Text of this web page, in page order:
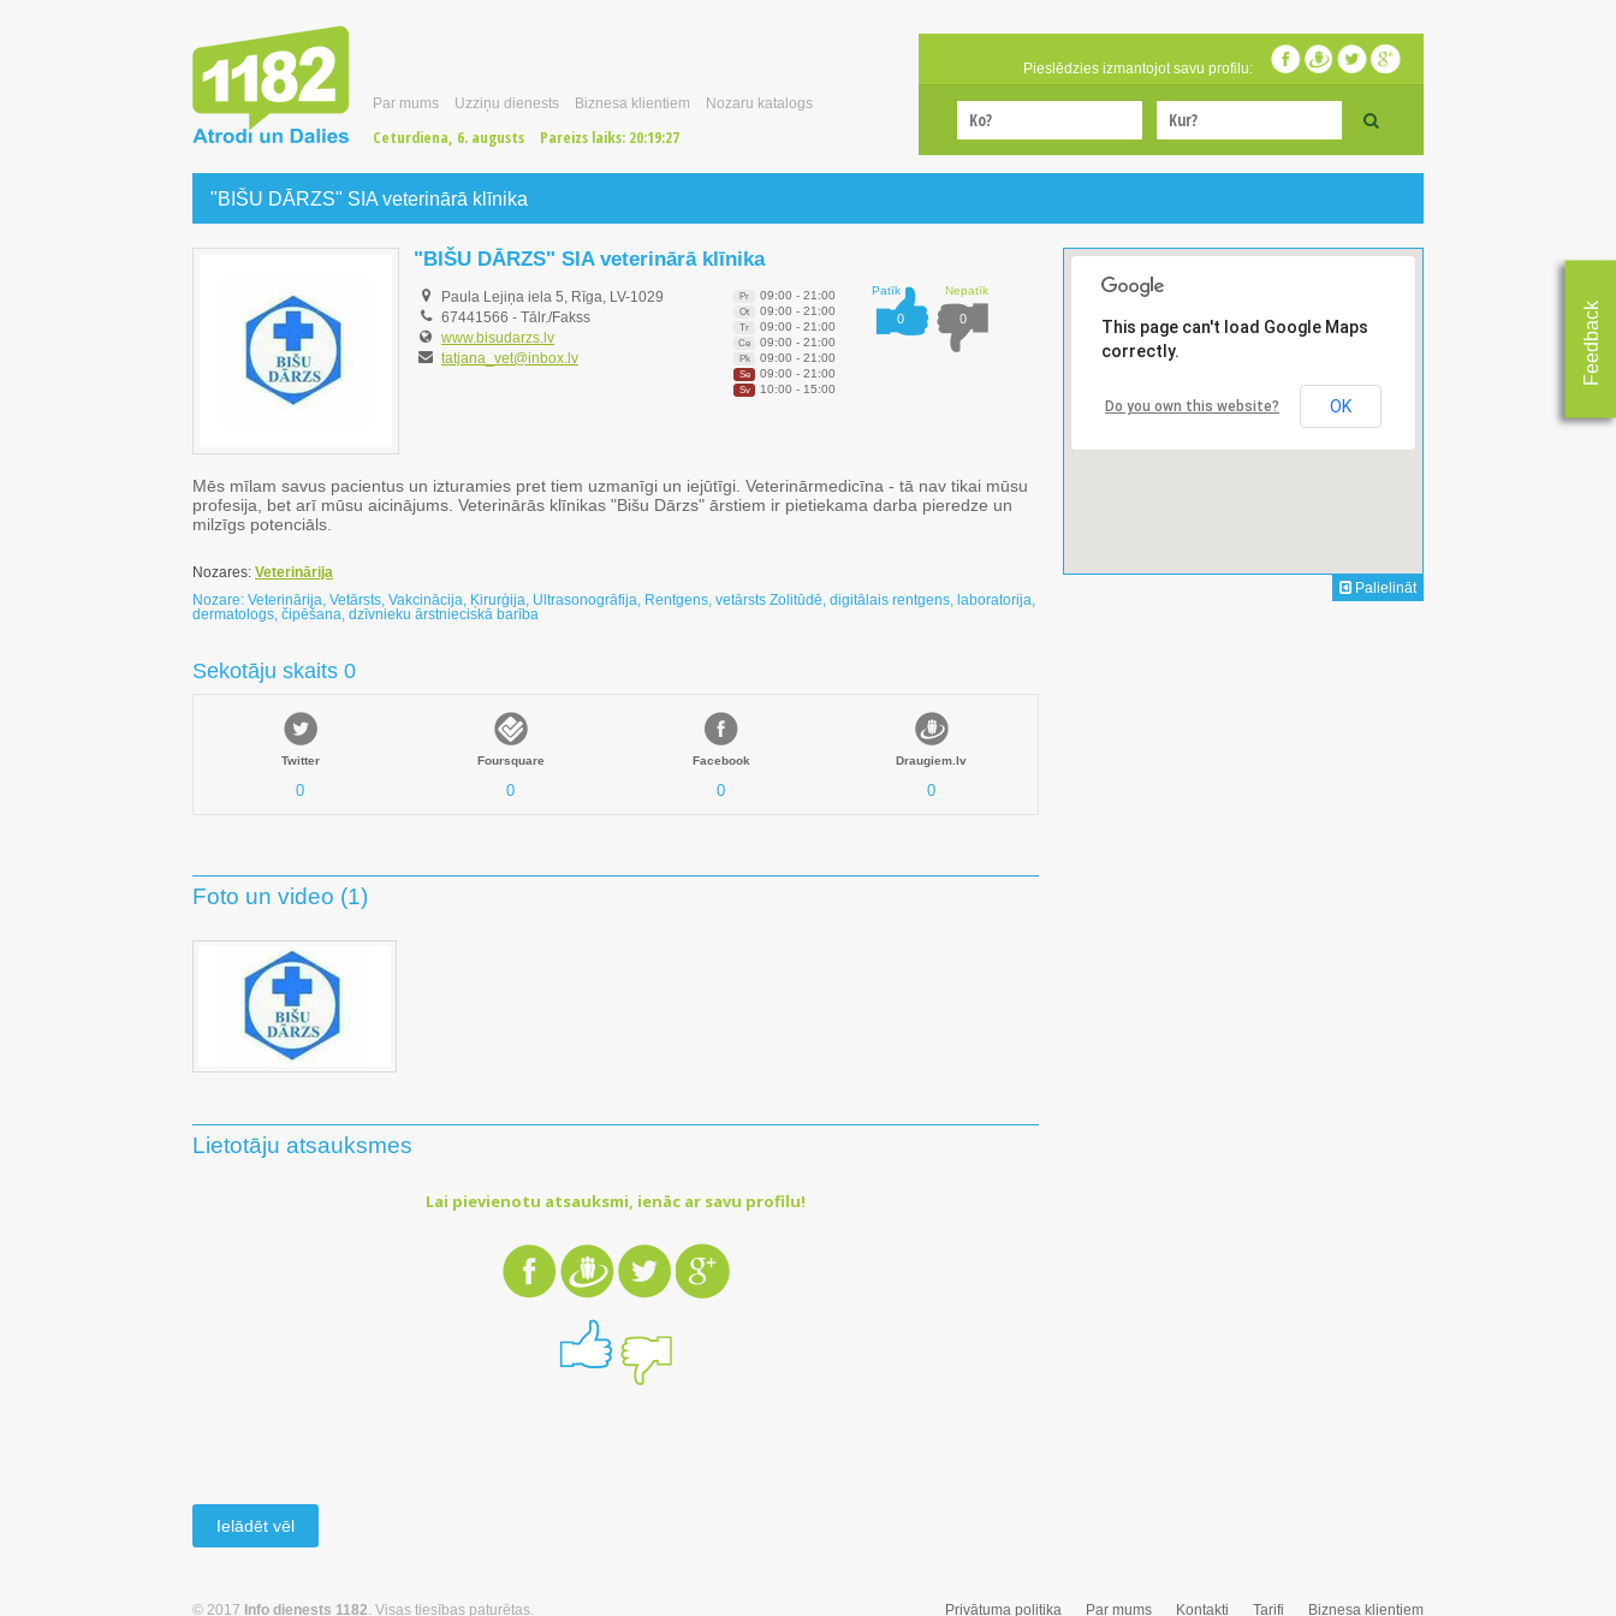
Par mums Uzziņu dienests Biznesa klientiem Nozaru katalogs
Ceturdiena, 6. augusts Pareizs laiks: 20:19:27
Pieslēdzies izmantojot savu profilu:
Feedback
"BIŠU DĀRZS" SIA veterinārā klīnika
"BIŠU DĀRZS" SIA veterinārā klīnika
Paula Lejiņa iela 5, Rīga, LV-1029
67441566 - Tālr./Fakss
www.bisudarzs.lv
tatjana_vet@inbox.lv
Pr 09:00 - 21:00
Ot 09:00 - 21:00
Tr 09:00 - 21:00
Ce 09:00 - 21:00
Pk 09:00 - 21:00
Se 09:00 - 21:00
Sv 10:00 - 15:00
Patīk
0
Nepatīk
0
Mēs mīlam savus pacientus un izturamies pret tiem uzmanīgi un iejūtīgi. Veterinārmedicīna - tā nav tikai mūsu
profesija, bet arī mūsu aicinājums. Veterinārās klīnikas "Bišu Dārzs" ārstiem ir pietiekama darba pieredze un
milzīgs potenciāls.
Nozares: Veterinārija
Nozare: Veterinārija, Vetārsts, Vakcinācija, Ķirurģija, Ultrasonogrāfija, Rentgens, vetārsts Zolitūdē, digitālais rentgens, laboratorija,
dermatologs, čipēšana, dzīvnieku ārstnieciskā barība
Sekotāju skaits 0
Twitter
0
Foursquare
0
Facebook
0
Draugiem.lv
0
Foto un video (1)
Lietotāju atsauksmes
Lai pievienotu atsauksmi, ienāc ar savu profilu!
Ielādēt vēl
This page can't load Google Maps
correctly.
Do you own this website? OK
Palielināt
© 2017 Info dienests 1182. Visas tiesības paturētas. Privātuma politika Par mums Kontakti Tarifi Biznesa klientiem